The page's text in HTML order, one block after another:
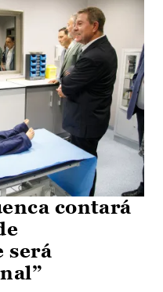
contará
será